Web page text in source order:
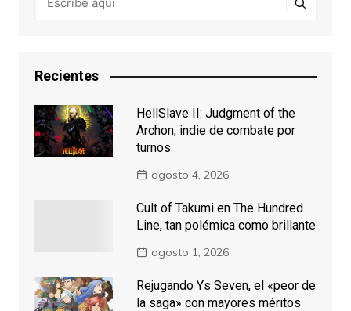
Recientes
HellSlave II: Judgment of the
Archon, indie de combate por
turnos
agosto 4, 2026
Cult of Takumi en The Hundred
Line, tan polémica como brillante
agosto 1, 2026
Rejugando Ys Seven, el «peor de
la saga» con mayores méritos